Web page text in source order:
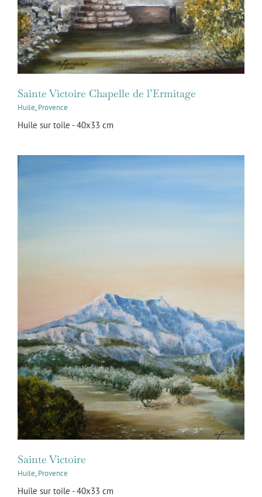
Sainte Victoire Chapelle de l’Ermitage
Huile, Provence
Huile sur toile - 40x33 cm
Sainte Victoire
Huile, Provence
Huile sur toile - 40x33 cm